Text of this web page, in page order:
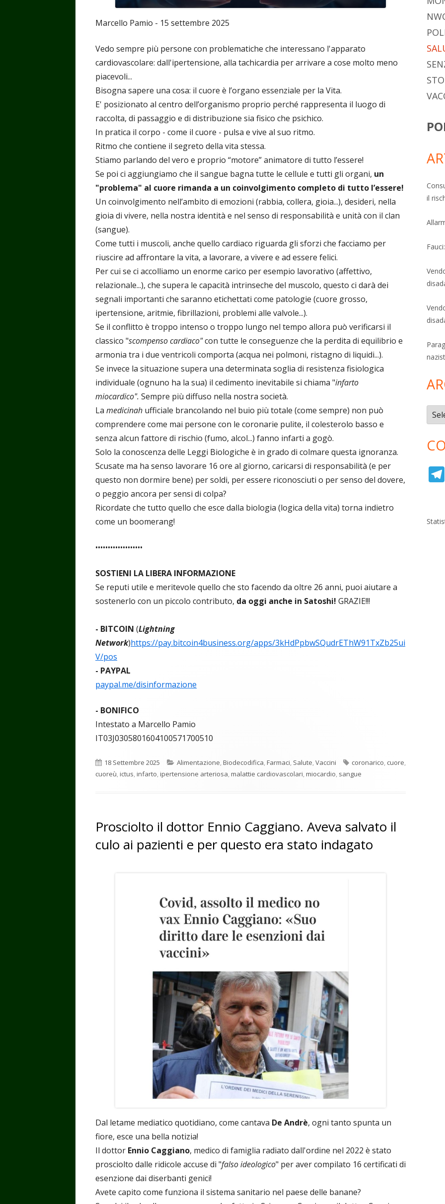
Marcello Pamio - 15 settembre 2025
Vedo sempre più persone con problematiche che interessano l'apparato
cardiovascolare: dall'ipertensione, alla tachicardia per arrivare a cose molto meno
piacevoli...
Bisogna sapere una cosa: il cuore è l’organo essenziale per la Vita.
E' posizionato al centro dell’organismo proprio perché rappresenta il luogo di
raccolta, di passaggio e di distribuzione sia fisico che psichico.
In pratica il corpo - come il cuore - pulsa e vive al suo ritmo.
Ritmo che contiene il segreto della vita stessa.
Stiamo parlando del vero e proprio “motore” animatore di tutto l’essere!
Se poi ci aggiungiamo che il sangue bagna tutte le cellule e tutti gli organi, un
"problema" al cuore rimanda a un coinvolgimento completo di tutto l’essere!
Un coinvolgimento nell’ambito di emozioni (rabbia, collera, gioia...), desideri, nella
gioia di vivere, nella nostra identità e nel senso di responsabilità e unità con il clan
(sangue).
Come tutti i muscoli, anche quello cardiaco riguarda gli sforzi che facciamo per
riuscire ad affrontare la vita, a lavorare, a vivere e ad essere felici.
Per cui se ci accolliamo un enorme carico per esempio lavorativo (affettivo,
relazionale...), che supera le capacità intrinseche del muscolo, questo ci darà dei
segnali importanti che saranno etichettati come patologie (cuore grosso,
ipertensione, aritmie, fibrillazioni, problemi alle valvole...).
Se il conflitto è troppo intenso o troppo lungo nel tempo allora può verificarsi il
classico "scompenso cardiaco"con tutte le conseguenze che la perdita di equilibrio e
armonia tra i due ventricoli comporta (acqua nei polmoni, ristagno di liquidi...).
Se invece la situazione supera una determinata soglia di resistenza fisiologica
individuale (ognuno ha la sua) il cedimento inevitabile si chiama "infarto
miocardico". Sempre più diffuso nella nostra società.
La medicinah ufficiale brancolando nel buio più totale (come sempre) non può
comprendere come mai persone con le coronarie pulite, il colesterolo basso e
senza alcun fattore di rischio (fumo, alcol...) fanno infarti a gogò.
Solo la conoscenza delle Leggi Biologiche è in grado di colmare questa ignoranza.
Scusate ma ha senso lavorare 16 ore al giorno, caricarsi di responsabilità (e per
questo non dormire bene) per soldi, per essere riconosciuti o per senso del dovere,
o peggio ancora per sensi di colpa?
Ricordate che tutto quello che esce dalla biologia (logica della vita) torna indietro
come un boomerang!
•••••••••••••••••••
SOSTIENI LA LIBERA INFORMAZIONE
Se reputi utile e meritevole quello che sto facendo da oltre 26 anni, puoi aiutare a
sostenerlo con un piccolo contributo, da oggi anche in Satoshi! GRAZIE!!!
- BITCOIN (Lightning
Network)https://pay.bitcoin4business.org/apps/3kHdPpbwSQudrEThW91TxZb25ui
V/pos
- PAYPAL
paypal.me/disinformazione
- BONIFICO
Intestato a Marcello Pamio
IT03J0305801604100571700510
Pubblicato
18 Settembre 2025 Categorie
Alimentazione,Biodecodifica,Farmaci, Salute,Vaccini Tag
coronarico, cuore,
cuoreù,ictus,infarto,ipertensione arteriosa,malattie cardiovascolari,miocardio, sangue
Prosciolto il dottor Ennio Caggiano. Aveva salvato il
culo ai pazienti e per questo era stato indagato
Dal letame mediatico quotidiano, come cantava De Andrè, ogni tanto spunta un
fiore, esce una bella notizia!
Il dottor Ennio Caggiano, medico di famiglia radiato dall'ordine nel 2022 è stato
prosciolto dalle ridicole accuse di "falso ideologico" per aver compilato 16 certificati di
esenzione dai diserbanti genici!
Avete capito come funziona il sistema sanitario nel paese delle banane?
il